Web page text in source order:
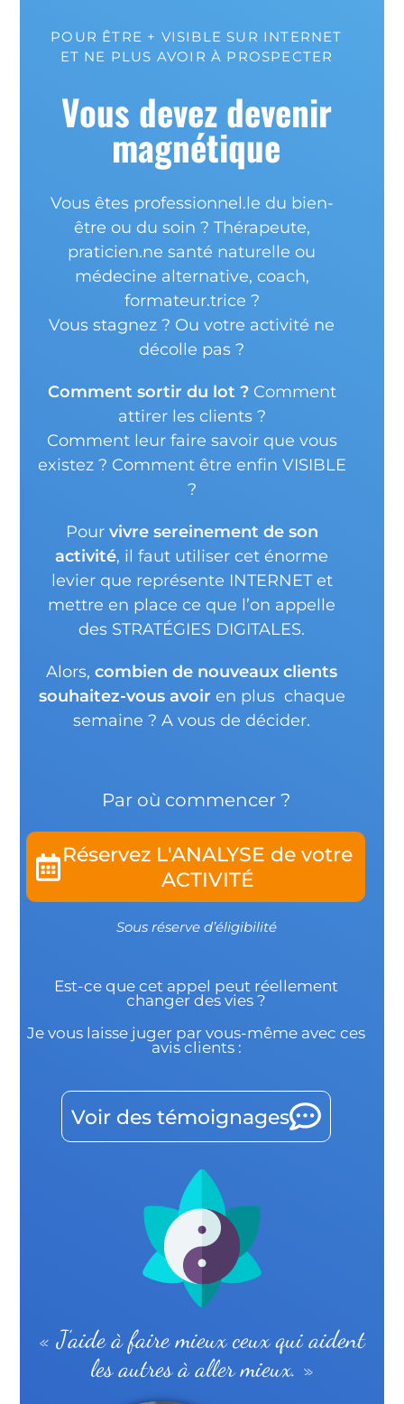
POUR ÊTRE + VISIBLE SUR INTERNET
ET NE PLUS AVOIR À PROSPECTER
Vous devez devenir
magnétique
Vous êtes professionnel.le du bien-
être ou du soin ? Thérapeute,
praticien.ne santé naturelle ou
médecine alternative, coach,
formateur.trice ?
Vous stagnez ? Ou votre activité ne
décolle pas ?
Comment sortir du lot ?Comment
attirer les clients ?
Comment leur faire savoir que vous
existez ? Comment être enfin VISIBLE
?
Pour vivre sereinement de son
activité, il faut utiliser cet énorme
levier que représente INTERNET et
mettre en place ce que l’on appelle
des STRATÉGIES DIGITALES.
Alors, combien de nouveaux clients
souhaitez-vous avoir en plus chaque
semaine ? A vous de décider.
Par où commencer ?
Réservez L'ANALYSE de votre
ACTIVITÉ
Sous réserve d’éligibilité
Est-ce que cet appel peut réellement
changer des vies ?
Je vous laisse juger par vous-même avec ces
avis clients :
Voir des témoignages
« J’aide à faire mieux ceux qui aident
les autres à aller mieux. »